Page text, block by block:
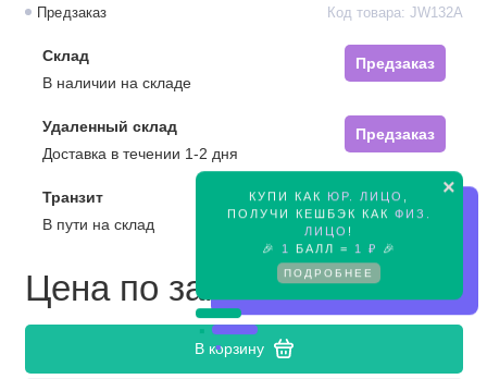
×
КУПИ КАК ЮР. ЛИЦО
ПОЛУЧИ КЕШБЭК КАК ФИЗ.
ЛИЦО !
🎉
1 БАЛЛ = 1 ₽ 🎉
ПОДРОБНЕЕ
Предзаказ Код товара: JW132A
Склад
Предзаказ
В наличии на складе
Удаленный склад
Предзаказ
Доставка в течении 1-2 дня
Транзит
Предзаказ
В пути на склад
Цена по запросу
В корзину